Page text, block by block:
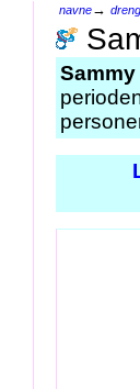
navne→
Sammy